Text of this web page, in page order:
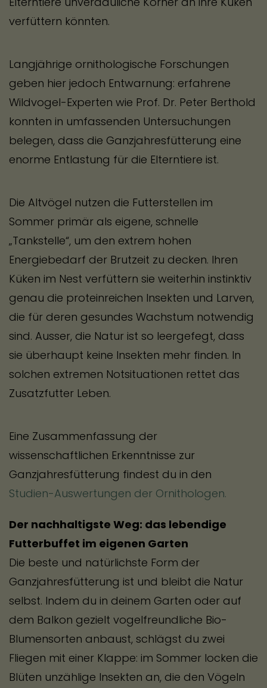
verfüttern könnten.
Langjährige ornithologische Forschungen
geben hier jedoch Entwarnung: erfahrene
Wildvogel-Experten wie Prof. Dr. Peter Berthold
konnten in umfassenden Untersuchungen
belegen, dass die Ganzjahresfütterung eine
enorme Entlastung für die Elterntiere ist.
Die Altvögel nutzen die Futterstellen im
Sommer primär als eigene, schnelle
„Tankstelle“, um den extrem hohen
Energiebedarf der Brutzeit zu decken. Ihren
Küken im Nest verfüttern sie weiterhin instinktiv
genau die proteinreichen Insekten und Larven,
die für deren gesundes Wachstum notwendig
sind. Ausser, die Natur ist so leergefegt, dass
sie überhaupt keine Insekten mehr finden. In
solchen extremen Notsituationen rettet das
Zusatzfutter Leben.
Eine Zusammenfassung der
wissenschaftlichen Erkenntnisse zur
Ganzjahresfütterung findest du in den
Studien-Auswertungen der Ornithologen.
Der nachhaltigste Weg: das lebendige
Futterbuffet im eigenen Garten
Die beste und natürlichste Form der
Ganzjahresfütterung ist und bleibt die Natur
selbst. Indem du in deinem Garten oder auf
dem Balkon gezielt vogelfreundliche Bio-
Blumensorten anbaust, schlägst du zwei
Fliegen mit einer Klappe: im Sommer locken die
Blüten unzählige Insekten an, die den Vögeln